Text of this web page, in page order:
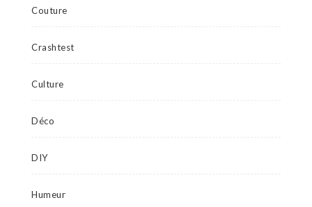
Couture
Crashtest
Culture
Déco
DIY
Humeur